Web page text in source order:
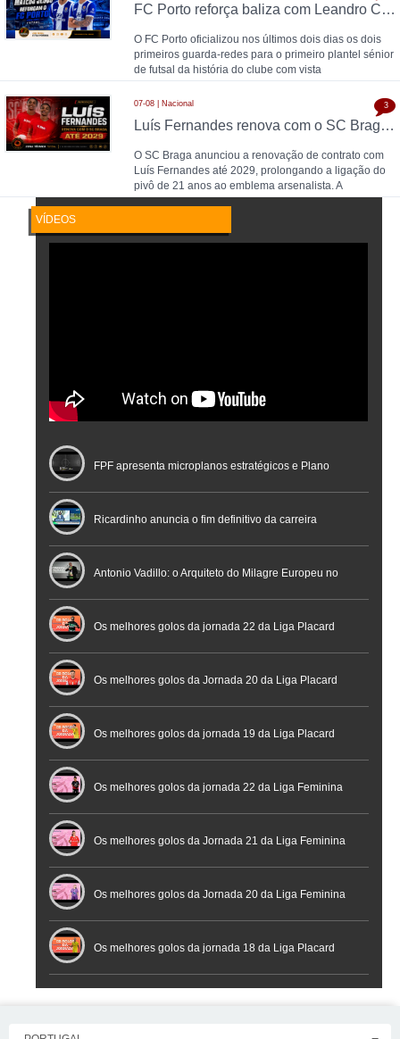
FC Porto reforça baliza com Leandro Costa e Mateus Jesus
O FC Porto oficializou nos últimos dois dias os dois
primeiros guarda-redes para o primeiro plantel sénior
de futsal da história do clube com vista
07-08 | Nacional
Luís Fernandes renova com o SC Braga até 2029
O SC Braga anunciou a renovação de contrato com
Luís Fernandes até 2029, prolongando a ligação do
pivô de 21 anos ao emblema arsenalista. A
3
VÍDEOS
FPF apresenta microplanos estratégicos e Plano
Nacional de Arbitragem
Ricardinho anuncia o fim definitivo da carreira
profissional em conferência histórica na Cidade do
Futebol
Antonio Vadillo: o Arquiteto do Milagre Europeu no
Futsal | Documentário
Os melhores golos da jornada 22 da Liga Placard
Os melhores golos da Jornada 20 da Liga Placard
Futsal
Os melhores golos da jornada 19 da Liga Placard
Os melhores golos da jornada 22 da Liga Feminina
Placard
Os melhores golos da Jornada 21 da Liga Feminina
Placard
Os melhores golos da Jornada 20 da Liga Feminina
Placard
Os melhores golos da jornada 18 da Liga Placard